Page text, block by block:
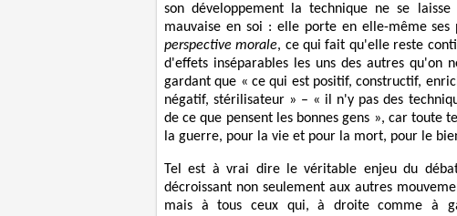
son développement la technique ne se
mauvaise en soi : elle porte en elle-même
perspective morale, ce qui fait qu'elle reste
d'effets inséparables les uns des autres
gardant que « ce qui est positif, constructif,
négatif, stérilisateur » – « il n'y pas des
de ce que pensent les bonnes gens », car toute
la guerre, pour la vie et pour la mort, pour le
Tel est à vrai dire le véritable enjeu du
décroissant non seulement aux autres
mais à tous ceux qui, à droite comme à